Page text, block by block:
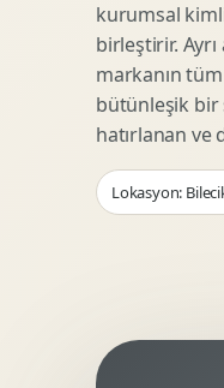
Logo Animasyonu
Mikro Animasyon Tasarimi
Reklam Motion Video
Arayuz Animasyonu
Sosyal Medya Motion
kurumsal
birleştirir.
markanın
bütünleşik bir
hatırlanan
Lokasyon: